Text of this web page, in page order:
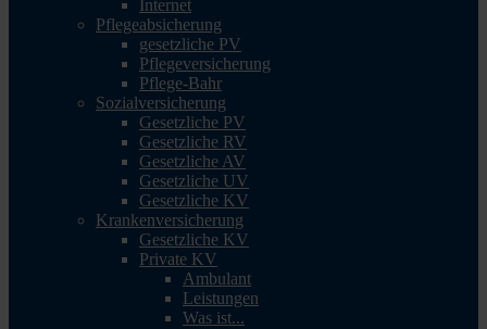
Internet
Pflegeabsicherung
gesetzliche PV
Pflegeversicherung
Pflege-Bahr
Sozialversicherung
Gesetzliche PV
Gesetzliche RV
Gesetzliche AV
Gesetzliche UV
Gesetzliche KV
Krankenversicherung
Gesetzliche KV
Private KV
Ambulant
Leistungen
Was ist...